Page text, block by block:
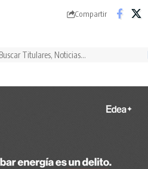
Compartir